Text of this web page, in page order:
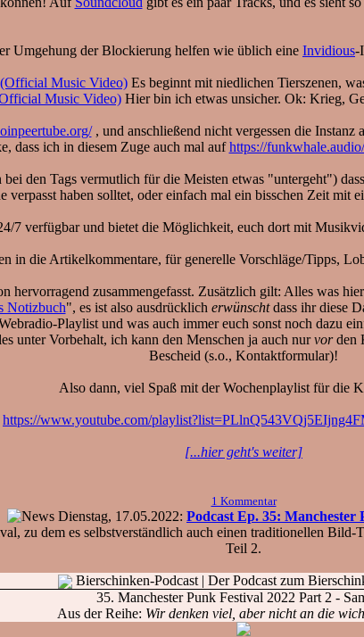
Umgehung der Blockierung helfen wie üblich eine Invidious-
Music Video)Es beginnt mit niedlichen Tierszenen,
Music Video)Hier bin ich etwas unsicher. Ok: Krieg,
, und anschließend nicht vergessen die Instanz
dass ich in diesem Zuge auch mal aufhttps://funkwhale.audio/
den Tags vermutlich für die Meisten etwas "untergeht")
verpasst haben solltet, oder einfach mal ein bisschen Zeit mit
7 verfügbar und bietet die Möglichkeit, euch dort mit
in die Artikelkommentare, für generelle Vorschläge/Tipps,
hervorragend zusammengefasst. Zusätzlich gilt: Alles was
Notizbuch", es ist also ausdrücklich erwünschtdass ihr diese
Playlist und was auch immer euch sonst noch dazu
unter Vorbehalt, ich kann den Menschen ja auch nurvorden
Bescheid (s.o., Kontaktformular)!
Also dann, viel Spaß mit der Wochenplaylist für die
https://www.youtube.com/
[...hier geht's weiter]
1 Kommentar
Dienstag, 17.05.2022: Podcast Ep. 35: Manchester
zu dem es selbstverständlich auch einen traditionellen
Teil 2.
Bierschinken-Podcast| Der Podcast zum
35. Manchester Punk Festival 2022 Part 2 -
Aus der Reihe: Wir denken viel, aber nicht an die